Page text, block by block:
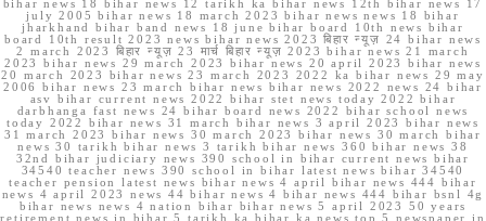
bihar news 18 bihar news 12 tarikh ka bihar news 12th bihar news 17
july 2005 bihar news 18 march 2023 bihar news news 18 bihar
jharkhand bihar band news 18 june bihar board 10th news bihar
board 10th result 2023 news bihar news 2023 बिहार न्यूज़ 24 bihar news
2 march 2023 बिहार न्यूज़ 23 मार्च बिहार न्यूज़ 2023 bihar news 21 march
2023 bihar news 29 march 2023 bihar news 20 april 2023 bihar news
20 march 2023 bihar news 23 march 2023 2022 ka bihar news 29 may
2006 bihar news 23 march bihar news bihar news 2022 news 24 bihar
asv bihar current news 2022 bihar stet news today 2022 bihar
darbhanga fast news 24 bihar board news 2022 bihar school news
today 2022 bihar news 31 march bihar news 3 april 2023 bihar news
31 march 2023 bihar news 30 march 2023 bihar news 30 march bihar
news 30 tarikh bihar news 3 tarikh bihar news 360 bihar news 38
32nd bihar judiciary news 390 school in bihar current news bihar
34540 teacher news 390 school in bihar latest news bihar 34540
teacher pension latest news bihar news 4 april bihar news 444 bihar
news 4 april 2023 news 44 bihar news 4 bihar news 444 bihar bsnl 4g
bihar news news 4 nation bihar bihar news 5 april 2023 50 years
retirement news in bihar 5 tarikh ka bihar ka news top 5 newspaper in